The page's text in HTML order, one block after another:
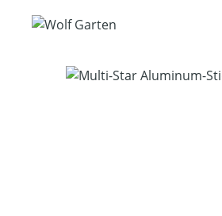
Bildergalerie überspringen